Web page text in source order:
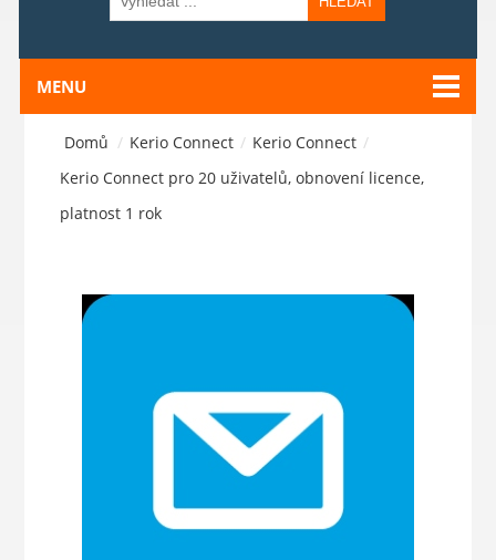
MENU
Domů / Kerio Connect / Kerio Connect /
Kerio Connect pro 20 uživatelů, obnovení licence,
platnost 1 rok